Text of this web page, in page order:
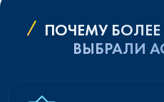
ПОЧЕМУ БОЛЕЕ
ВЫБРАЛИ